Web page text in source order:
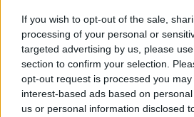
If you wish to opt-out of the sale,
processing of your personal or
targeted advertising by us, please
section to confirm your selection.
opt-out request is processed you
interest-based ads based on
us or personal information disclosed
το υποβληθέν
Μηχανογραφικό(που θα
αυτόματα και αριθμό
ανά πάσα στιγμή να
τελικές προτιμήσεις τους.